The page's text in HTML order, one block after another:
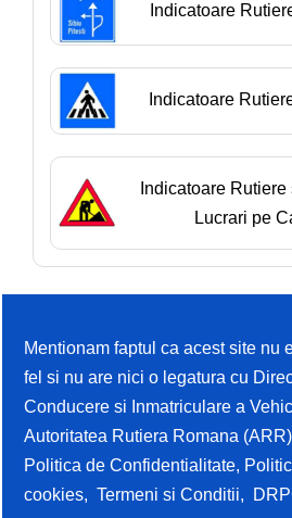
Indicatoare
Indicatoare
Indicatoare
Lucrari pe
Mentionam faptul ca acest site nu
fel si nu are nici o legatura cu
Conducere si Inmatriculare a
Autoritatea Rutiera Romana
Politica de Confidentialitate,
cookies,Termeni si Conditii,